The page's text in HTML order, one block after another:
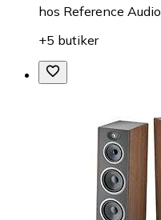
hos Reference Audio
+5 butiker